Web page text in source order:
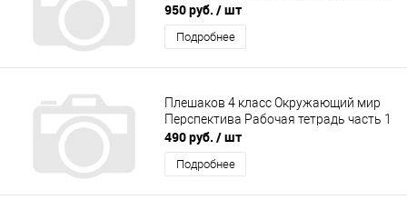
950 руб. / шт
Подробнее
Плешаков 4 класс Окружающий мир
Перспектива Рабочая тетрадь часть 1
490 руб. / шт
Подробнее